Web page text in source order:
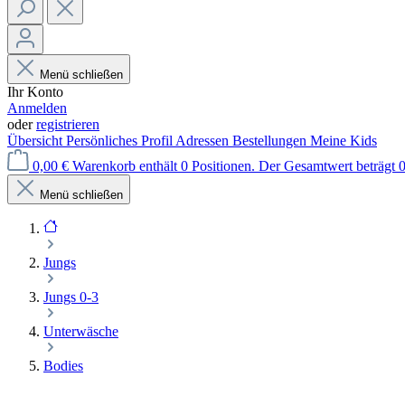
Menü schließen
Ihr Konto
Anmelden
oderregistrieren
Übersicht Persönliches Profil Adressen Bestellungen Meine Kids
0,00 € Warenkorb enthält 0 Positionen. Der Gesamtwert beträgt
Menü schließen
Jungs
Jungs 0-3
Unterwäsche
Bodies